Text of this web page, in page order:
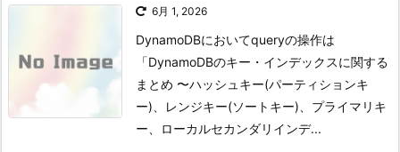
6月 1, 2026
DynamoDBにおいてqueryの操作は
「DynamoDBのキー・インデックスに関する
まとめ 〜ハッシュキー(パーティションキ
ー)、レンジキー(ソートキー)、プライマリキ
ー、ローカルセカンダリインデ...